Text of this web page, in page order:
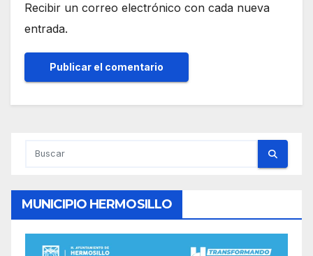
Recibir un correo electrónico con cada nueva
entrada.
MUNICIPIO HERMOSILLO